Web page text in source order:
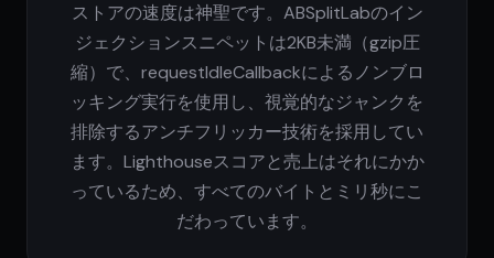
ストアの速度は神聖です。ABSplitLabのイン
ジェクションスニペットは2KB未満（gzip圧
縮）で、requestIdleCallbackによるノンブロ
ッキング実行を使用し、視覚的なジャンクを
排除するアンチフリッカー技術を採用してい
ます。Lighthouseスコアと売上はそれにかか
っているため、すべてのバイトとミリ秒にこ
だわっています。